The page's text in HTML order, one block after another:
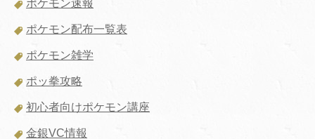
ポケモン速報
ポケモン配布一覧表
ポケモン雑学
ポッ拳攻略
初心者向けポケモン講座
金銀VC情報